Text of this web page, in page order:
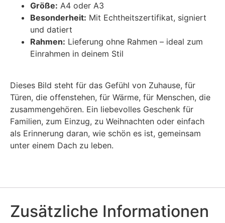
Größe: A4 oder A3
Besonderheit: Mit Echtheitszertifikat, signiert
und datiert
Rahmen: Lieferung ohne Rahmen – ideal zum
Einrahmen in deinem Stil
Dieses Bild steht für das Gefühl von Zuhause, für
Türen, die offenstehen, für Wärme, für Menschen, die
zusammengehören. Ein liebevolles Geschenk für
Familien, zum Einzug, zu Weihnachten oder einfach
als Erinnerung daran, wie schön es ist, gemeinsam
unter einem Dach zu leben.
Zusätzliche Informationen